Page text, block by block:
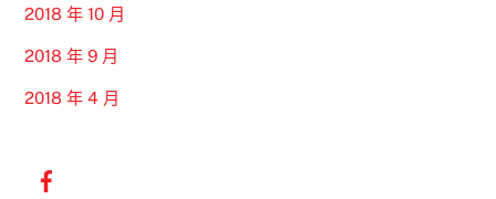
2018 年 10 月
2018 年 9 月
2018 年 4 月